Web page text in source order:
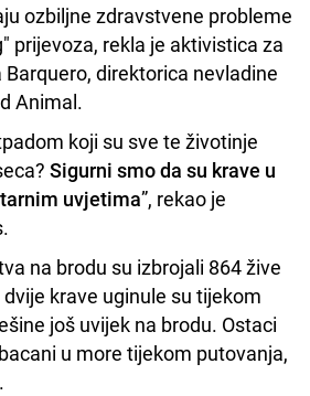
ozbiljne zdravstvene probleme
prijevoza, rekla je aktivistica za
direktorica nevladine
Animal.
koji su sve te životinje
Sigurni smo da su krave u
uvjetima”, rekao je
na brodu su izbrojali 864 žive
krave uginule su tijekom
još uvijek na brodu. Ostaci
u more tijekom putovanja,